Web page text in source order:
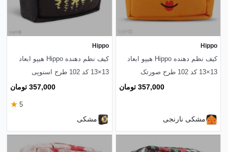
Hippo
کیف نظم دهنده Hippo هیپو ابعاد
13×13 کد 102 طرح صورتک
357,000 تومان
مشکی نارنجی
Hippo
کیف نظم دهنده Hippo هیپو ابعاد
13×13 کد 102 طرح اسنوپی
357,000 تومان
5
★
مشکی